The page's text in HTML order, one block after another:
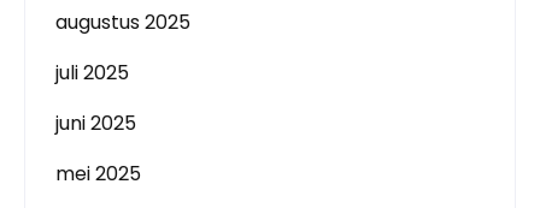
augustus 2025
juli 2025
juni 2025
mei 2025